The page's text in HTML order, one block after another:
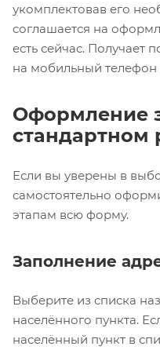
укомплектовав его
соглашается на
есть сейчас. Получает
на мобильный телефон
Оформление
стандартном
Если вы уверены в
самостоятельно
этапам всю форму.
Заполнение
Выберите из списка
населённого пункта.
населённый пункт в